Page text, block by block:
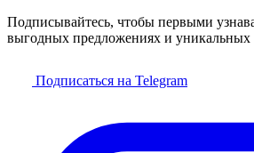
Подписывайтесь, чтобы первыми
выгодных предложениях и уникальных
Подписаться на Telegram